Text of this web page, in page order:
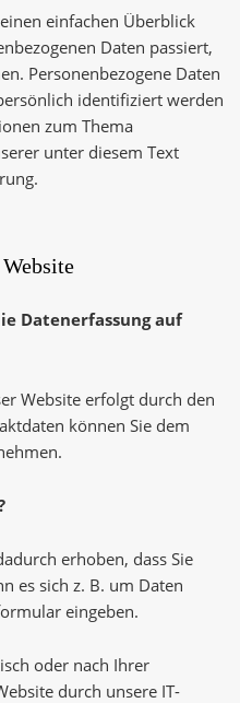
einfachen Überblick
Daten passiert,
Personenbezogene Daten
identifiziert werden
zum Thema
unter diesem Text
Datenerfassung auf
Website erfolgt durch den
können Sie dem
erhoben, dass Sie
es sich z. B. um Daten
eingeben.
oder nach Ihrer
durch unsere IT-